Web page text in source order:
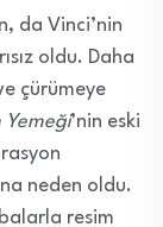
da Vinci’nin
oldu. Daha
çürümeye
Yemeği’nin eski
neden oldu.
resim